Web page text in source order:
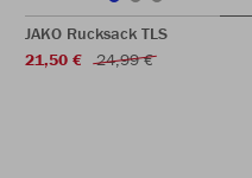
JAKO Rucksack TLS
21,50 €
24,99 €